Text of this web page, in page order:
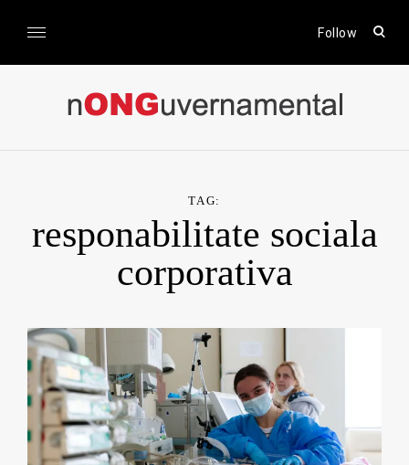
Follow
open
form
nONGuvernamental
TAG:
responabilitate sociala
corporativa